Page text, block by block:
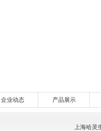
企业动态 产品展示
上海哈灵